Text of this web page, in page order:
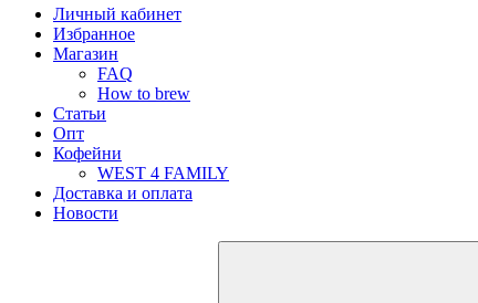
Личный кабинет
Избранное
Магазин
FAQ
How to brew
Статьи
Опт
Кофейни
WEST 4 FAMILY
Доставка и оплата
Новости